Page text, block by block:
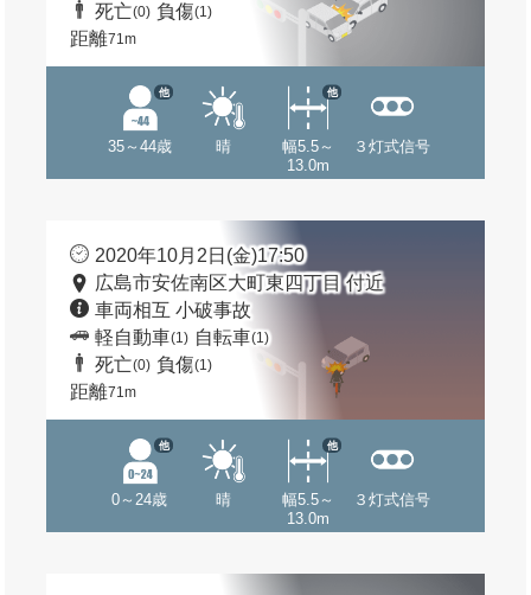
死亡(0) 負傷(1)
距離71m
35～44歳
他
晴
幅5.5～
13.0m
他
３灯式信号
2020年10月2日(金)17:50
広島市安佐南区大町東四丁目 付近
車両相互 小破事故
軽自動車(1) 自転車(1)
死亡(0) 負傷(1)
距離71m
0～24歳
他
晴
幅5.5～
13.0m
他
３灯式信号